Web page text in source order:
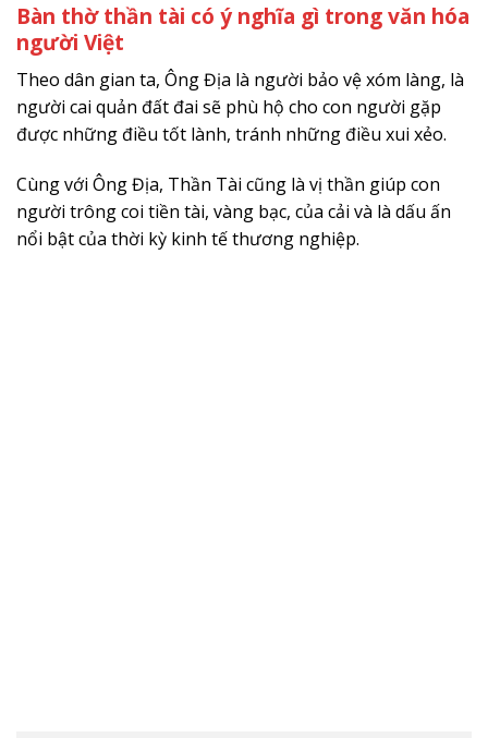
Bàn thờ thần tài có ý nghĩa gì trong văn hóa
người Việt
Theo dân gian ta, Ông Địa là người bảo vệ xóm làng, là
người cai quản đất đai sẽ phù hộ cho con người gặp
được những điều tốt lành, tránh những điều xui xẻo.
Cùng với Ông Địa, Thần Tài cũng là vị thần giúp con
người trông coi tiền tài, vàng bạc, của cải và là dấu ấn
nổi bật của thời kỳ kinh tế thương nghiệp.